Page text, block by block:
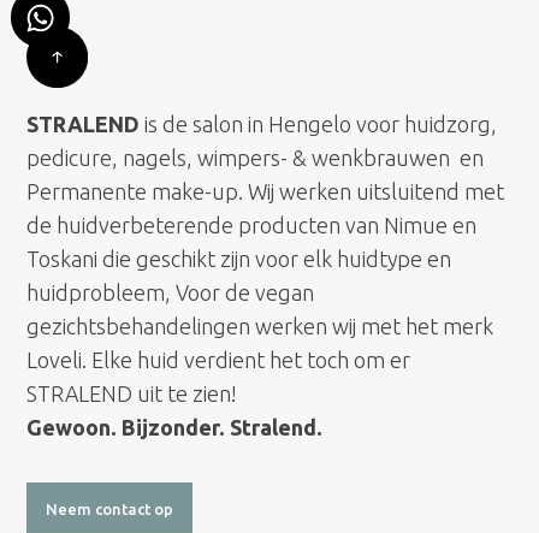
STRALEND is de salon in Hengelo voor huidzorg,
pedicure, nagels, wimpers- & wenkbrauwen en
Permanente make-up. Wij werken uitsluitend met
de huidverbeterende producten van Nimue en
Toskani die geschikt zijn voor elk huidtype en
huidprobleem, Voor de vegan
gezichtsbehandelingen werken wij met het merk
Loveli. Elke huid verdient het toch om er
STRALEND uit te zien!
Gewoon. Bijzonder. Stralend.
Neem contact op